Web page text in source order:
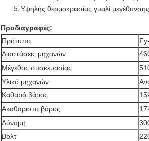
Υψηλής θερμοκρασίας γυαλί
Προδιαγραφές:
Πρότυπο
Διαστάσεις μηχανών
Μέγεθος συσκευασίας
Υλικό μηχανών
Καθαρό βάρος
Ακαθάριστο βάρος
Δύναμη
Βολτ